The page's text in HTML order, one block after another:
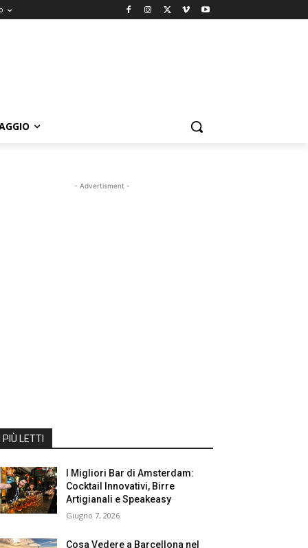
- Advertisment -
I PIÙ LETTI
I Migliori Bar di Amsterdam:
Cocktail Innovativi, Birre
Artigianali e Speakeasy
Giugno 7, 2026
Cosa Vedere a Barcellona nel